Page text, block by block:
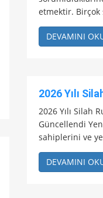
etmektir.
DEVAMINI
2026 Yılı
2026 Yılı Silah
Güncellendi
sahiplerini ve
DEVAMINI